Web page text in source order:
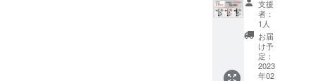
ク等に
より出
荷時期
が遅れ
る場合
があり
効率が
向上し
た場
合、正
規販売
価格が
「ヒー
ティン
ヘッド
付」(カ
ラー選
択可能)
一般販
支援
者：
1人
お届
け予
定：
2023
年02